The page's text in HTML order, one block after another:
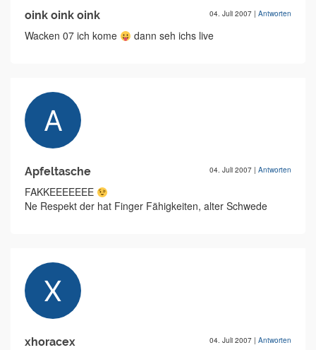
oink oink oink 04. Juli 2007 | Antworten
Wacken 07 ich kome dann seh ichs live
Apfeltasche 04. Juli 2007 | Antworten
FAKKEEEEEEE
Ne Respekt der hat Finger Fähigkeiten, alter Schwede
xhoracex 04. Juli 2007 | Antworten